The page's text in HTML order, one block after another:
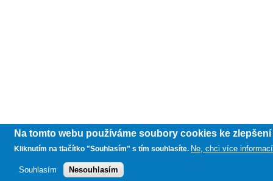
Na tomto webu používáme soubory cookies ke
Kliknutím na tlačítko "Souhlasím" s tím souhlasíte. Ne, chci více informací
Souhlasím Nesouhlasím